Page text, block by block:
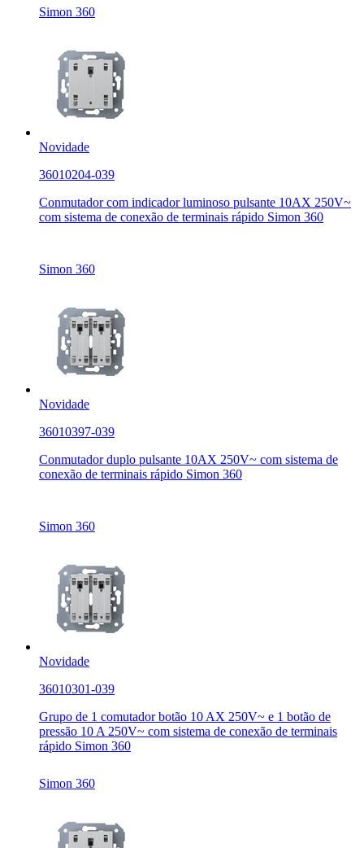
Simon 360
Novidade
36010204-039
Conmutador com indicador luminoso pulsante 10AX 250V~
com sistema de conexão de terminais rápido Simon 360
Simon 360
Novidade
36010397-039
Conmutador duplo pulsante 10AX 250V~ com sistema de
conexão de terminais rápido Simon 360
Simon 360
Novidade
36010301-039
Grupo de 1 comutador botão 10 AX 250V~ e 1 botão de
pressão 10 A 250V~ com sistema de conexão de terminais
rápido Simon 360
Simon 360